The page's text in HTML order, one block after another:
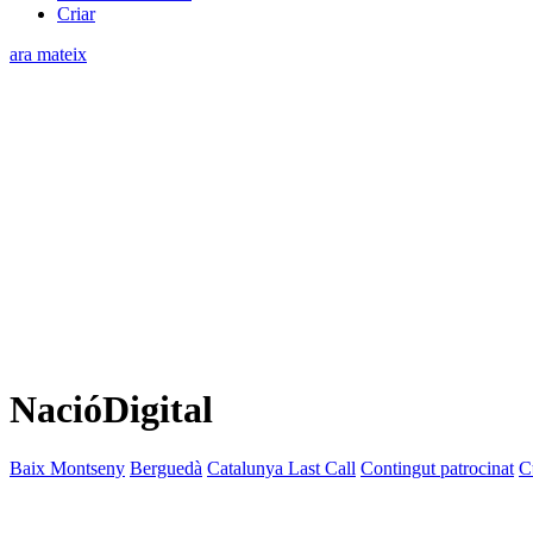
Criar
ara mateix
NacióDigital
Baix Montseny Berguedà Catalunya Last Call Contingut patrocinat